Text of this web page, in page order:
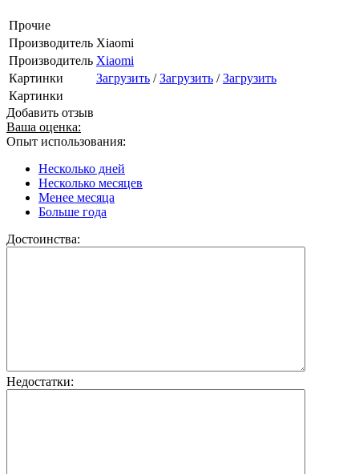
Прочие
Производитель Xiaomi
Производитель Xiaomi
Картинки
Загрузить /Загрузить /Загрузить
Картинки
Добавить отзыв
Ваша оценка:
Опыт использования:
Несколько дней
Несколько месяцев
Менее месяца
Больше года
Достоинства:
Недостатки: